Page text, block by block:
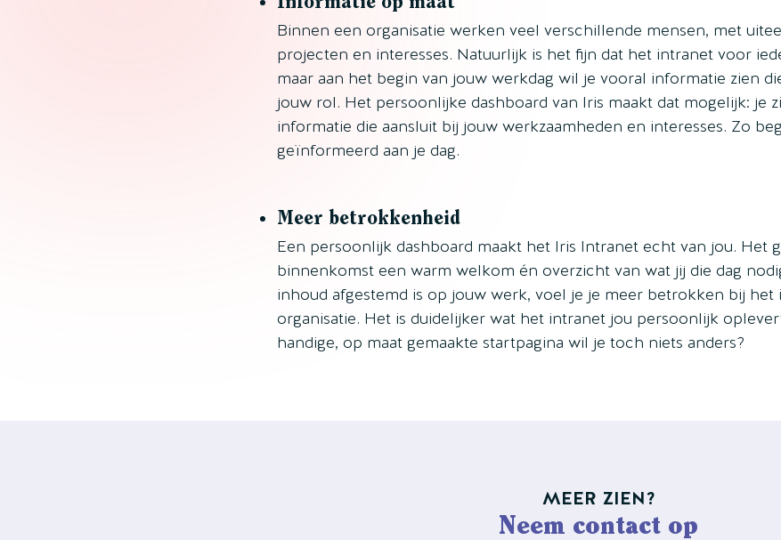
Binnen een organisatie werken veel verschillende mensen, met
projecten en interesses. Natuurlijk is het fijn dat het intranet voor
maar aan het begin van jouw werkdag wil je vooral informatie zien
jouw rol. Het persoonlijke dashboard van Iris maakt dat mogelijk: je
informatie die aansluit bij jouw werkzaamheden en interesses. Zo
geïnformeerd aan je dag.
Meer betrokkenheid
Een persoonlijk dashboard maakt het Iris Intranet echt van jou. Het
binnenkomst een warm welkom én overzicht van wat jij die dag
inhoud afgestemd is op jouw werk, voel je je meer betrokken bij het
organisatie. Het is duidelijker wat het intranet jou persoonlijk
handige, op maat gemaakte startpagina wil je toch niets anders?
Neem contact op
MEER ZIEN?